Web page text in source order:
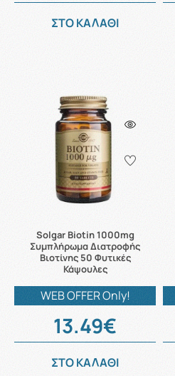
ΣΤΟ ΚΑΛΑΘΙ
Solgar Biotin 1000mg
Συμπλήρωμα Διατροφής
Βιοτίνης 50 Φυτικές
Κάψουλες
WEB OFFER Only!
13.49€
ΣΤΟ ΚΑΛΑΘΙ